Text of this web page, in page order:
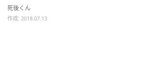
死後くん
作成: 2018.07.13